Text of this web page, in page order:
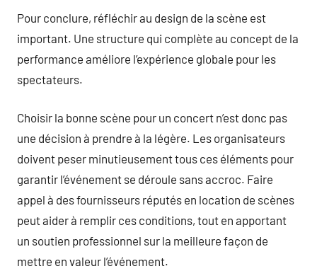
Pour conclure, réfléchir au design de la scène est
important. Une structure qui complète au concept de la
performance améliore l’expérience globale pour les
spectateurs.
Choisir la bonne scène pour un concert n’est donc pas
une décision à prendre à la légère. Les organisateurs
doivent peser minutieusement tous ces éléments pour
garantir l’événement se déroule sans accroc. Faire
appel à des fournisseurs réputés en location de scènes
peut aider à remplir ces conditions, tout en apportant
un soutien professionnel sur la meilleure façon de
mettre en valeur l’événement.